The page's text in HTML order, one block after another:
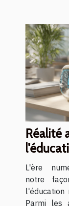
Réalité
L'ère
notre
l'éducation
Parmi les